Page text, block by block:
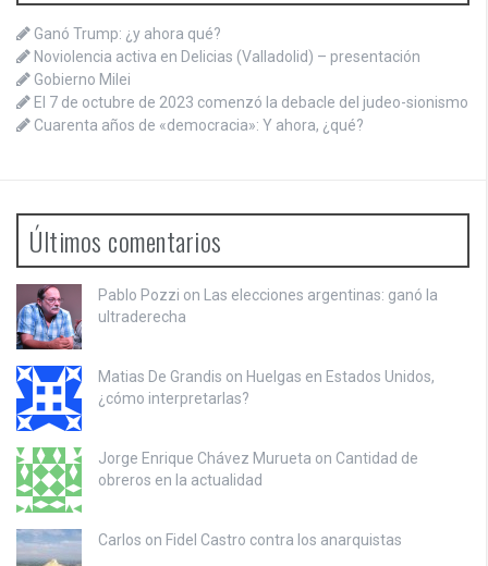
Ganó Trump: ¿y ahora qué?
Noviolencia activa en Delicias (Valladolid) – presentación
Gobierno Milei
El 7 de octubre de 2023 comenzó la debacle del judeo-sionismo
Cuarenta años de «democracia»: Y ahora, ¿qué?
Últimos comentarios
Pablo Pozzi on Las elecciones argentinas: ganó la
ultraderecha
Matias De Grandis on Huelgas en Estados Unidos,
¿cómo interpretarlas?
Jorge Enrique Chávez Murueta on Cantidad de
obreros en la actualidad
Carlos on Fidel Castro contra los anarquistas